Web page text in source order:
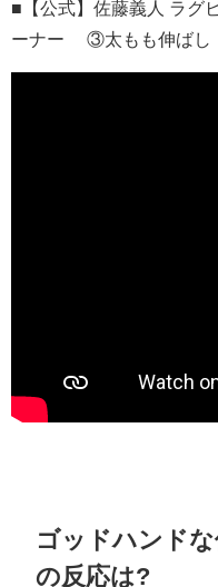
■【公式】佐藤義人 ラグ
ーナー ③太もも伸ばし
ゴッドハンド
の反応は?